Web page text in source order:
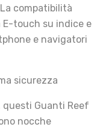
compatibilità
touch su indice e
e navigatori
sicurezza
Guanti Reef
nocche